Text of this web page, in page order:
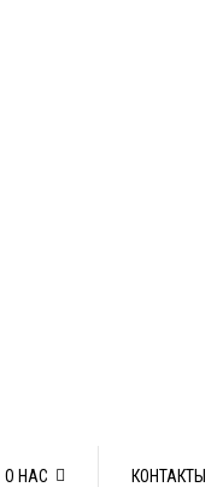
О НАС КОНТАКТЫ